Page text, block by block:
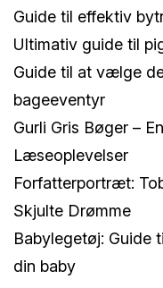
Guide til effektiv
Ultimativ guide til
Guide til at vælge
bageeventyr
Gurli Gris Bøger –
Læseoplevelser
Forfatterportræt:
Skjulte Drømme
Babylegetøj: Guide
din baby